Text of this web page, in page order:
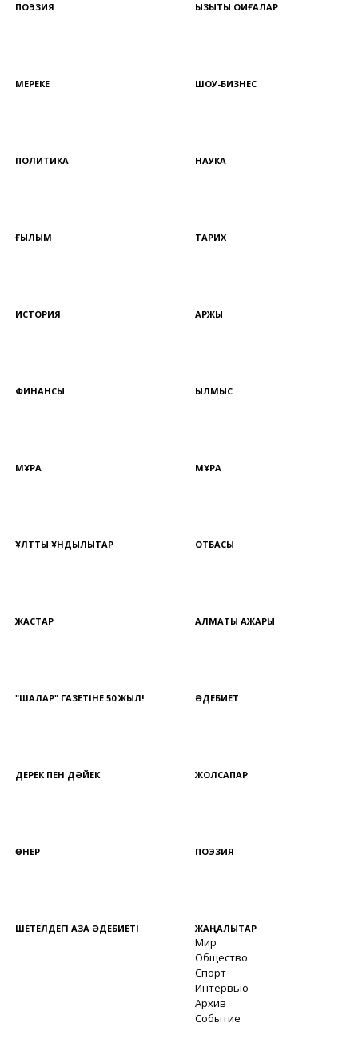
ПОЭЗИЯ ҚЫЗЫҚТЫ ОҚИҒАЛАР
МЕРЕКЕ ШОУ-БИЗНЕС
ПОЛИТИКА НАУКА
ҒЫЛЫМ ТАРИХ
ИСТОРИЯ ҚАРЖЫ
ФИНАНСЫ ҚЫЛМЫС
МҰРА МҰРА
ҰЛТТЫҚ ҚҰНДЫЛЫҚТАР ОТБАСЫ
ЖАСТАР АЛМАТЫ АЖАРЫ
"ШАЛҚАР" ГАЗЕТІНЕ 50 ЖЫЛ! ӘДЕБИЕТ
ДЕРЕК ПЕН ДӘЙЕК ЖОЛСАПАР
ӨНЕР ПОЭЗИЯ
ШЕТЕЛДЕГІ ҚАЗАҚ ӘДЕБИЕТІ ЖАҢАЛЫҚТАР
Мир
Общество
Спорт
Интервью
Архив
Событие